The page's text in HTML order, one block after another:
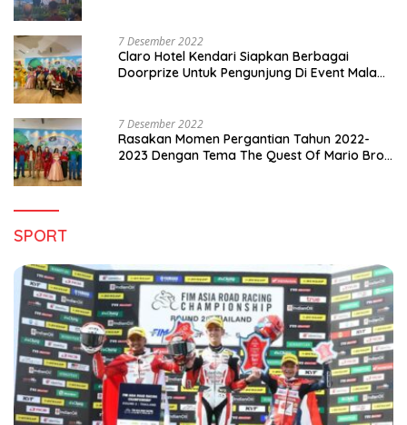
7 Desember 2022
Claro Hotel Kendari Siapkan Berbagai
Doorprize Untuk Pengunjung Di Event Malam
7 Desember 2022
Rasakan Momen Pergantian Tahun 2022-
2023 Dengan Tema The Quest Of Mario Bros
SPORT